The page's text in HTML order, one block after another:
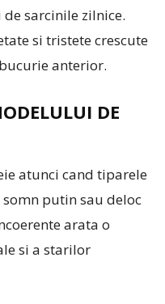
sarcinile zilnice.
si tristete crescute
anterior.
DE
atunci cand tiparele
putin sau deloc
arata o
si a starilor